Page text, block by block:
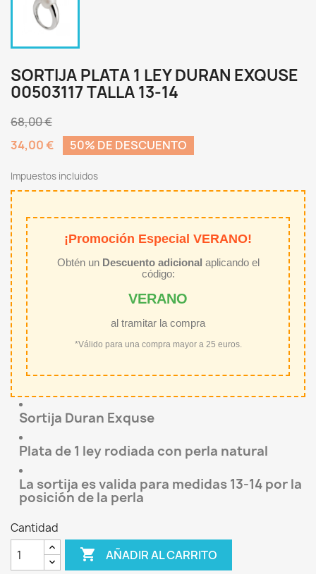
SORTIJA PLATA 1 LEY DURAN EXQUSE
00503117 TALLA 13-14
68,00 €
34,00 €
50% DE DESCUENTO
Impuestos incluidos
¡Promoción Especial VERANO!
Obtén un Descuento adicional aplicando el
código:
VERANO
al tramitar la compra
*Válido para una compra mayor a 25 euros.
Sortija Duran Exquse
Plata de 1 ley rodiada con perla natural
La sortija es valida para medidas 13-14 por la
posición de la perla
Cantidad
 AÑADIR AL CARRITO